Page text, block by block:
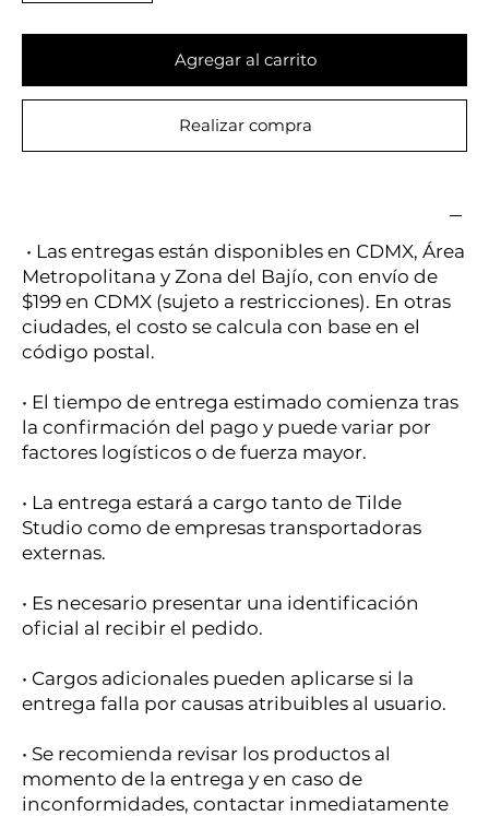
Agregar al carrito
Realizar compra
• Las entregas están disponibles en CDMX, Área
Metropolitana y Zona del Bajío, con envío de
$199 en CDMX (sujeto a restricciones). En otras
ciudades, el costo se calcula con base en el
código postal.
• El tiempo de entrega estimado comienza tras
la confirmación del pago y puede variar por
factores logísticos o de fuerza mayor.
• La entrega estará a cargo tanto de Tilde
Studio como de empresas transportadoras
externas.
• Es necesario presentar una identificación
oficial al recibir el pedido.
• Cargos adicionales pueden aplicarse si la
entrega falla por causas atribuibles al usuario.
• Se recomienda revisar los productos al
momento de la entrega y en caso de
inconformidades, contactar inmediatamente